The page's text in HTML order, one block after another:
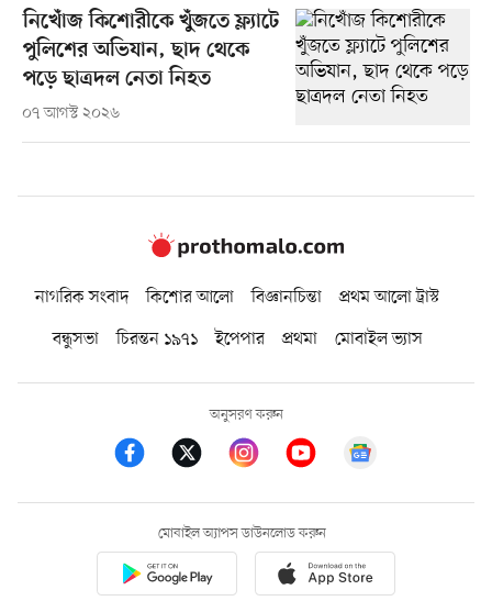
নিখোঁজ কিশোরীকে খুঁজতে ফ্ল্যাটে
পুলিশের অভিযান, ছাদ থেকে
পড়ে ছাত্রদল নেতা নিহত
০৭ আগস্ট ২০২৬
নাগরিক সংবাদ কিশোর আলো বিজ্ঞানচিন্তা
প্রথম আলো ট্রাস্ট
বন্ধুসভা
চিরন্তন ১৯৭১ ইপেপার প্রথমা মোবাইল ভ্যাস
অনুসরণ করুন
মোবাইল অ্যাপস ডাউনলোড করুন